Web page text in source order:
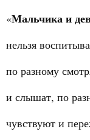
«Мальчика и
нельзя
по разному
и слышат, по
чувствуют и